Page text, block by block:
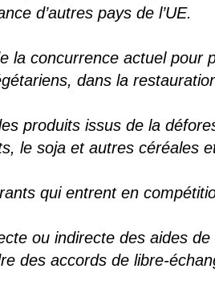
d’autres pays de l’UE.
la concurrence actuel pour
dans la
produits issus de la
le soja et autres céréales
qui entrent en
ou indirecte des aides
des accords de libre-